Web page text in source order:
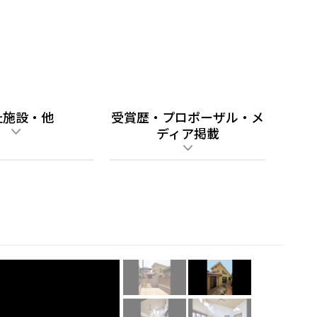
設・他
受賞歴・プロポーザル・メ
ディア掲載